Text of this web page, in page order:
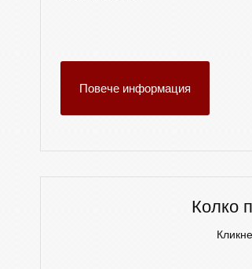
Повече информация
Колко